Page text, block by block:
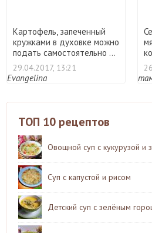
Картофель, запеченный
кружками в духовке можно
подать самостоятельно ...
29.04.2017, 13:21
Evangelina
ТОП 10 рецептов
Овощной суп с кукурузой и
Суп с капустой и рисом
Детский суп с зелёным